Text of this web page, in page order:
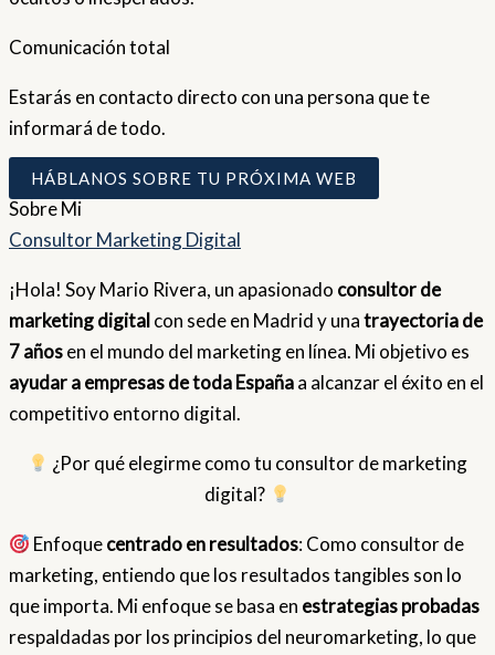
Comunicación total
Estarás en contacto directo con una persona que te
informará de todo.
HÁBLANOS SOBRE TU PRÓXIMA WEB
SobreMi
Consultor Marketing Digital
¡Hola! Soy Mario Rivera, un apasionado consultor de
marketing digital con sede en Madrid y unatrayectoria de
7 añosen el mundo del marketing en línea. Mi objetivo es
ayudar a empresas de toda Españaa alcanzar el éxito en el
competitivo entorno digital.
¿Por qué elegirme como tu consultor de marketing
digital?
Enfoquecentrado en resultados: Como consultor de
marketing, entiendo que los resultados tangibles son lo
que importa. Mi enfoque se basa en estrategias probadas
respaldadas por los principios del neuromarketing, lo que